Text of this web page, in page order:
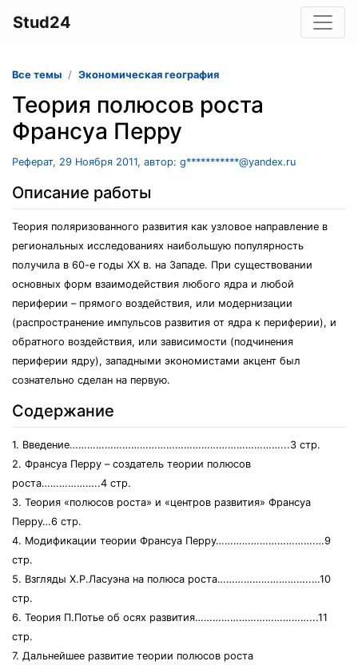
Stud24
Все темы Экономическая география
Теория полюсов роста
Франсуа Перру
Реферат, 29 Ноября 2011, автор: g***********@yandex.ru
Описание работы
Теория поляризованного развития как узловое направление в
региональных исследованиях наибольшую популярность
получила в 60-е годы XX в. на Западе. При существовании
основных форм взаимодействия любого ядра и любой
периферии – прямого воздействия, или модернизации
(распространение импульсов развития от ядра к периферии), и
обратного воздействия, или зависимости (подчинения
периферии ядру), западными экономистами акцент был
сознательно сделан на первую.
Содержание
1. Введение………………………………………………………………...3 стр.
2. Франсуа Перру – создатель теории полюсов
роста………………..4 стр.
3. Теория «полюсов роста» и «центров развития» Франсуа
Перру…6 стр.
4. Модификации теории Франсуа Перру…………………………….…9
стр.
5. Взгляды Х.Р.Ласуэна на полюса роста…………………………..…10
стр.
6. Теория П.Потье об осях развития…………………………………...11
стр.
7. Дальнейшее развитие теории полюсов роста